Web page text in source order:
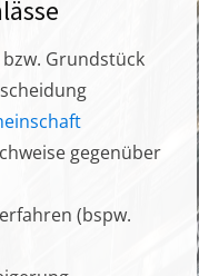
Grundstück
gegenüber
(bspw.